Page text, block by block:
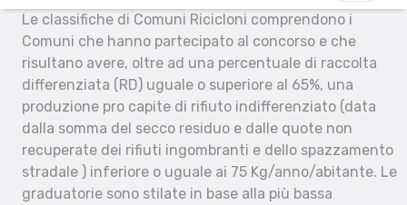
Le classifiche di Comuni Ricicloni comprendono i
Comuni che hanno partecipato al concorso e che
risultano avere, oltre ad una percentuale di raccolta
differenziata (RD) uguale o superiore al 65%, una
produzione pro capite di rifiuto indifferenziato (data
dalla somma del secco residuo e dalle quote non
recuperate dei rifiuti ingombranti e dello spazzamento
stradale ) inferiore o uguale ai 75 Kg/anno/abitante. Le
graduatorie sono stilate in base alla più bassa